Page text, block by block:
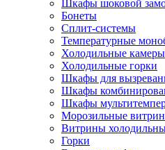
Шкафы шоковой
Бонеты
Сплит-системы
Температурные
Холодильные камеры
Холодильные горки
Шкафы для
Шкафы
Шкафы
Морозильные
Витрины
Горки